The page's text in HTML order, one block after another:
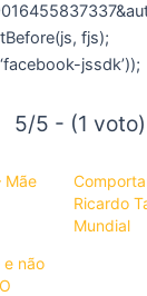
fjs);
jssdk’));
5/5 - (1 voto)
Mãe
Ricardo
Mundial
não